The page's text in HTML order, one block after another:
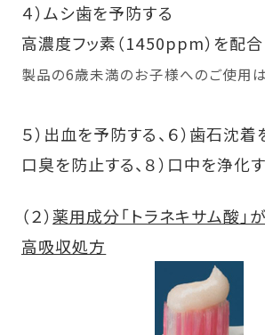
４）ムシ歯を予防する
高濃度フッ素（1450ppm）を配合
製品の6歳未満のお子様へのご使用は
５）出血を予防する、６）歯石沈着
口臭を防止する、８）口中を浄化
（２）薬用成分「トラネキサム酸」
高吸収処方